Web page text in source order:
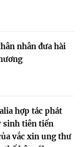
nhân đưa hài
hợp tác phát
sinh tiên tiến
vắc xin ung thư